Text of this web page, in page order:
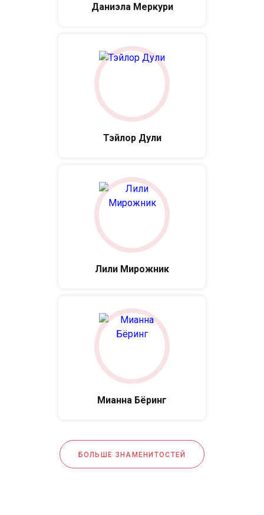
Даниэла Меркури
Тэйлор Дули
Лили Мирожник
Мианна Бёринг
БОЛЬШЕ ЗНАМЕНИТОСТЕЙ